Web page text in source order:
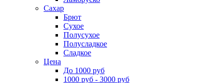
Сахар
Брют
Сухое
Полусухое
Полусладкое
Сладкое
Цена
До 1000 руб
1000 руб - 3000 руб